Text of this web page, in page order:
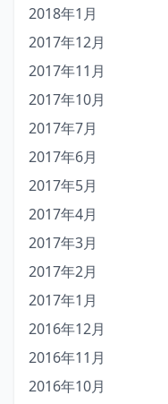
2018年1月
2017年12月
2017年11月
2017年10月
2017年7月
2017年6月
2017年5月
2017年4月
2017年3月
2017年2月
2017年1月
2016年12月
2016年11月
2016年10月